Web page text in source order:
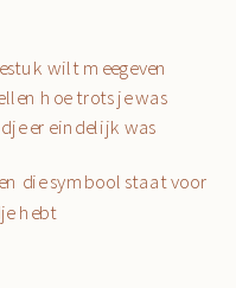
die symbool staat voor
hebt
wilt meegeven
hoe trots je was
er eindelijk was